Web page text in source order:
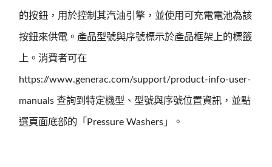
的按鈕，用於控制其汽油引擎，並使用可充電電池為該
按鈕來供電。產品型號與序號標示於產品框架上的標籤
上。消費者可在
https://www.generac.com/support/product-info-user-
manuals 查詢到特定機型、型號與序號位置資訊，並點
選頁面底部的「Pressure Washers」。